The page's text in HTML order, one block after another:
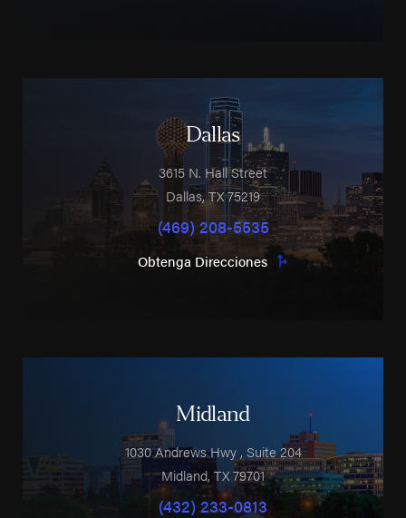
Dallas
3615 N. Hall Street
Dallas,TX75219
(469) 208-5535
Obtenga Direcciones
Midland
1030 Andrews Hwy, Suite 204
Midland,TX79701
(432) 233-0813